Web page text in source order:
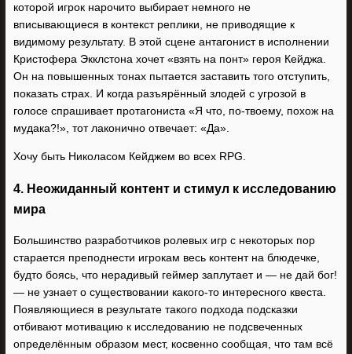
которой игрок нарочито выбирает немного не
вписывающиеся в контекст реплики, не приводящие к
видимому результату. В этой сцене антагонист в исполнении
Кристофера Экклстона хочет «взять на понт» героя Кейджа.
Он на повышенных тонах пытается заставить того отступить,
показать страх. И когда разъярённый злодей с угрозой в
голосе спрашивает протагониста «Я что, по-твоему, похож на
мудака?!», тот лаконично отвечает: «Да».
Хочу быть Николасом Кейджем во всех RPG.
4. Неожиданный контент и стимул к исследованию
мира
Большинство разработчиков ролевых игр с некоторых пор
старается преподнести игрокам весь контент на блюдечке,
будто боясь, что нерадивый геймер заплутает и — не дай бог!
— не узнает о существовании какого-то интересного квеста.
Появляющиеся в результате такого подхода подсказки
отбивают мотивацию к исследованию не подсвеченных
определённым образом мест, косвенно сообщая, что там всё